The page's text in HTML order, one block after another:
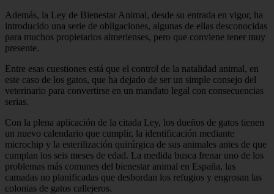
Además, la Ley de Bienestar Animal, desde su entrada en vigor, ha
introducido una serie de obligaciones, algunas de ellas desconocidas
para muchos propietarios almerienses, pero que conviene tener muy
presente.
Entre esas cuestiones está que el control de la natalidad animal, en
este caso de los gatos, que ha dejado de ser un simple consejo del
veterinario para convertirse en un mandato legal con consecuencias
serias.
Con la plena aplicación de la citada Ley, los dueños de gatos tienen
un nuevo calendario que cumplir, la identificación mediante
microchip y la esterilización quirúrgica de sus animales antes de que
cumplan los seis meses de edad. La medida busca frenar uno de los
problemas más comunes del bienestar animal en España, las
camadas no planificadas que desbordan los refugios y engrosan las
colonias de gatos callejeros.